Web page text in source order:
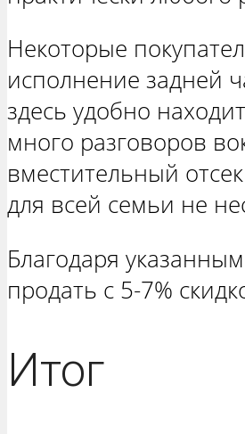
Некоторые
исполнение задней
здесь удобно
много разговоров
вместительный
для всей семьи не
Благодаря
продать с 5-7%
Итог